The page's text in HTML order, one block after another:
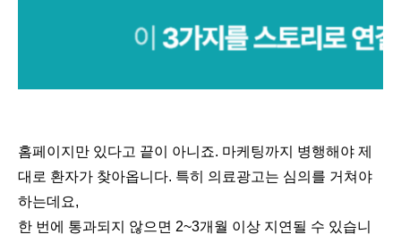
홈페이지만 있다고 끝이 아니죠. 마케팅까지 병행해야 제
대로 환자가 찾아옵니다. 특히 의료광고는 심의를 거쳐야
하는데요,
한 번에 통과되지 않으면 2~3개월 이상 지연될 수 있습니